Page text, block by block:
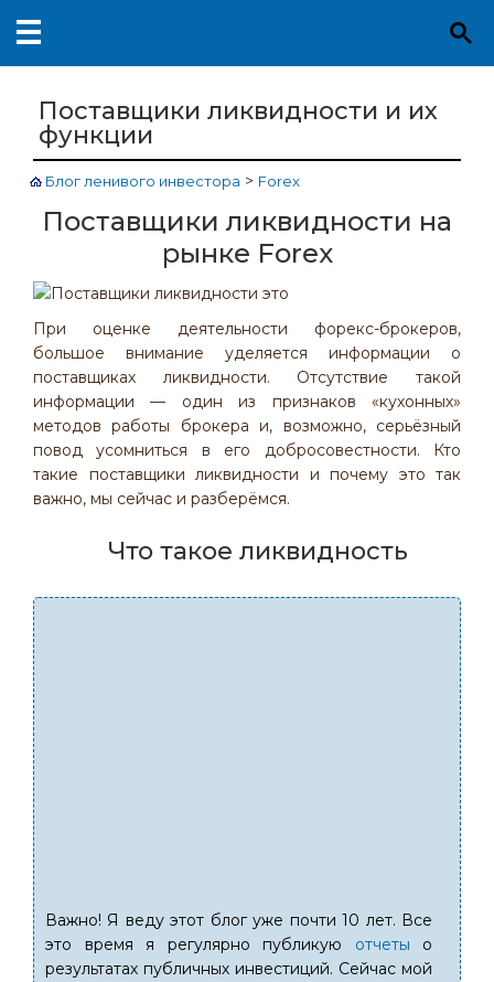
Поставщики ликвидности и их
функции
Блог ленивого инвестора > Forex
Поставщики ликвидности на
рынке Forex
При оценке деятельности форекс-брокеров,
большое внимание уделяется информации о
поставщиках ликвидности. Отсутствие такой
информации — один из признаков «кухонных»
методов работы брокера и, возможно, серьёзный
повод усомниться в его добросовестности. Кто
такие поставщики ликвидности и почему это так
важно, мы сейчас и разберёмся.
Что такое ликвидность
Важно! Я веду этот блог уже почти 10 лет. Все
это время я регулярно публикую отчеты о
результатах публичных инвестиций. Сейчас мой